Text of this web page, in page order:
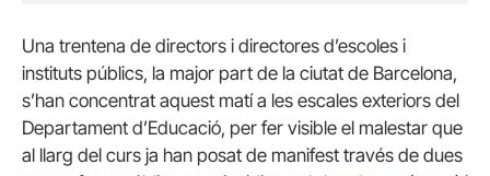
Una trentena de directors i directores d’escoles i
instituts públics, la major part de la ciutat de Barcelona,
s’han concentrat aquest matí a les escales exteriors del
Departament d’Educació, per fer visible el malestar que
al llarg del curs ja han posat de manifest través de dues